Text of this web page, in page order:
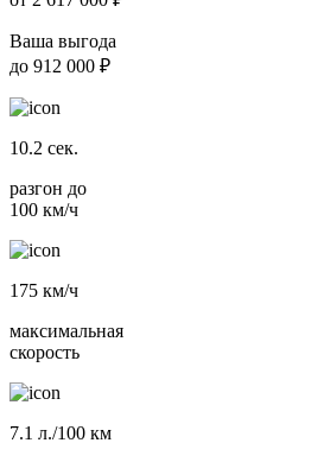
Ваша выгода
до 912 000 ₽
10.2 сек.
разгон до
100 км/ч
175 км/ч
максимальная
скорость
7.1 л./100 км